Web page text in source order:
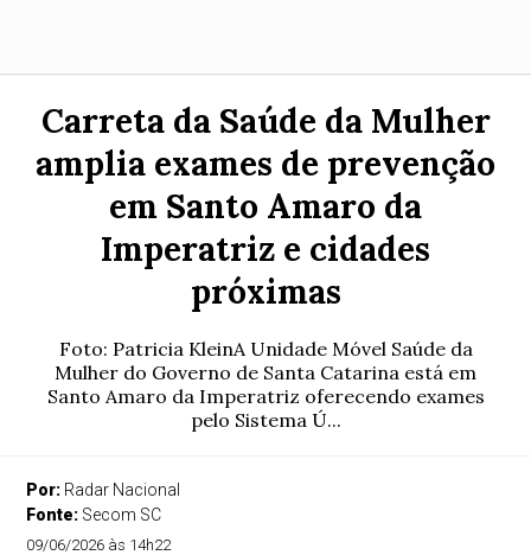
Carreta da Saúde da Mulher
amplia exames de prevenção
em Santo Amaro da
Imperatriz e cidades
próximas
Foto: Patricia KleinA Unidade Móvel Saúde da
Mulher do Governo de Santa Catarina está em
Santo Amaro da Imperatriz oferecendo exames
pelo Sistema Ú...
Por: Radar Nacional
Fonte: Secom SC
09/06/2026 às 14h22